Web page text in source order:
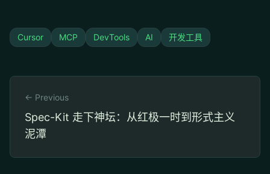
Cursor MCP DevTools AI 开发工具
← Previous
Spec-Kit 走下神坛：从红极一时到形式主义
泥潭